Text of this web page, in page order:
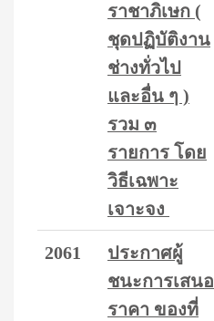
ราชาภิเษก (
ชุดปฏิบัติงาน
ช่างทั่วไป
และอื่น ๆ )
รวม ๓
รายการ โดย
วิธีเฉพาะ
เจาะจง
2061
ประกาศผู้
ชนะการเสนอ
ราคา ของที่